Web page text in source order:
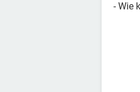
- Wie